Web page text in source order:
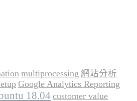
multiprocessing 網站分析
Google Analytics Reporting
18.04 customer value